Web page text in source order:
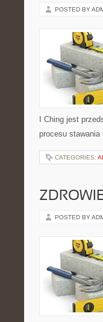
POSTED BY
I Ching jest
procesu
CATEGORIES:
POSTED BY